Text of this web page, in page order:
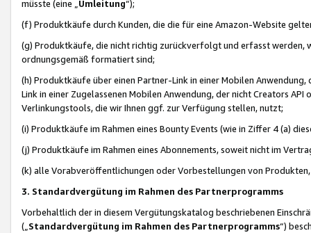
müsste (eine „ Umleitung“);
(f) Produktkäufe durch Kunden, die die für eine Amazon-Website
(g) Produktkäufe, die nicht richtig zurückverfolgt und erfasst werden,
ordnungsgemäß formatiert sind;
(h) Produktkäufe über einen Partner-Link in einer Mobilen
Link in einer Zugelassenen Mobilen Anwendung, der nicht Creators
Verlinkungstools, die wir Ihnen ggf. zur Verfügung stellen, nutzt;
(i) Produktkäufe im Rahmen eines Bounty Events (wie in Ziffer 4 (a)
(j) Produktkäufe im Rahmen eines Abonnements, soweit nicht im
(k) alle Vorabveröffentlichungen oder Vorbestellungen von
3. Standardvergütung im Rahmen des Partnerprogramms
Vorbehaltlich der in diesem Vergütungskatalog beschriebenen
(„ Standardvergütung im Rahmen des Partnerprogramms“)